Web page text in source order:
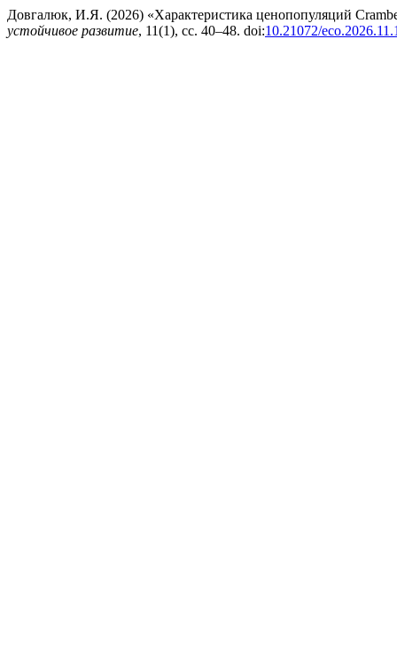
Довгалюк, И.Я. (2026) «Характеристика ценопопуляций
устойчивое развитие, 11(1), сс. 40–48. doi:10.21072/